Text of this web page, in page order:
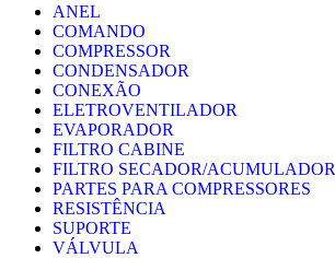
ANEL
COMANDO
COMPRESSOR
CONDENSADOR
CONEXÃO
ELETROVENTILADOR
EVAPORADOR
FILTRO CABINE
FILTRO SECADOR/ACUMULADOR
PARTES PARA COMPRESSORES
RESISTÊNCIA
SUPORTE
VÁLVULA